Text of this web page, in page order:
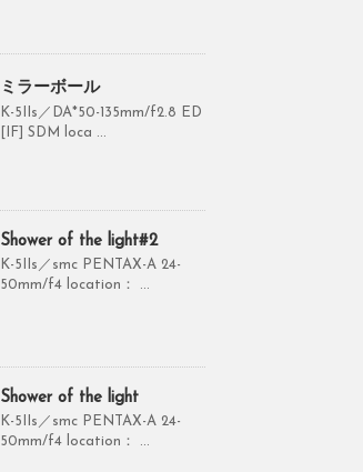
ミラーボール
K-5IIs／DA*50-135mm/f2.8 ED
[IF] SDM loca ...
Shower of the light#2
K-5IIs／smc PENTAX-A 24-
50mm/f4 location： ...
Shower of the light
K-5IIs／smc PENTAX-A 24-
50mm/f4 location： ...